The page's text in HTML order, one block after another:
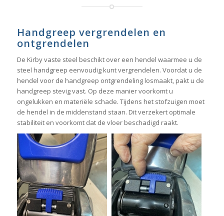
Handgreep vergrendelen en
ontgrendelen
De Kirby vaste steel beschikt over een hendel waarmee u de
steel handgreep eenvoudig kunt vergrendelen. Voordat u de
hendel voor de handgreep ontgrendeling losmaakt, pakt u de
handgreep stevig vast. Op deze manier voorkomt u
ongelukken en materiële schade. Tijdens het stofzuigen moet
de hendel in de middenstand staan. Dit verzekert optimale
stabiliteit en voorkomt dat de vloer beschadigd raakt.